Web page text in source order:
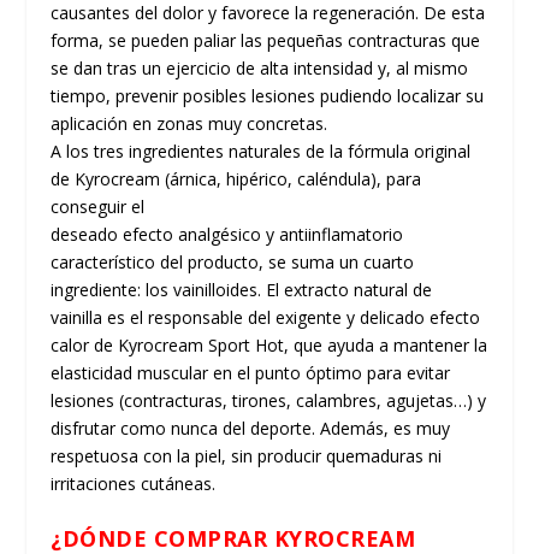
causantes del dolor y favorece la regeneración. De esta
forma, se pueden paliar las pequeñas contracturas que
se dan tras un ejercicio de alta intensidad y, al mismo
tiempo, prevenir posibles lesiones pudiendo localizar su
aplicación en zonas muy concretas.
A los tres ingredientes naturales de la fórmula original
de Kyrocream (árnica, hipérico, caléndula), para
conseguir el
deseado efecto analgésico y antiinflamatorio
característico del producto, se suma un cuarto
ingrediente: los vainilloides. El extracto natural de
vainilla es el responsable del exigente y delicado efecto
calor de Kyrocream Sport Hot, que ayuda a mantener la
elasticidad muscular en el punto óptimo para evitar
lesiones (contracturas, tirones, calambres, agujetas…) y
disfrutar como nunca del deporte. Además, es muy
respetuosa con la piel, sin producir quemaduras ni
irritaciones cutáneas.
¿DÓNDE COMPRAR KYROCREAM